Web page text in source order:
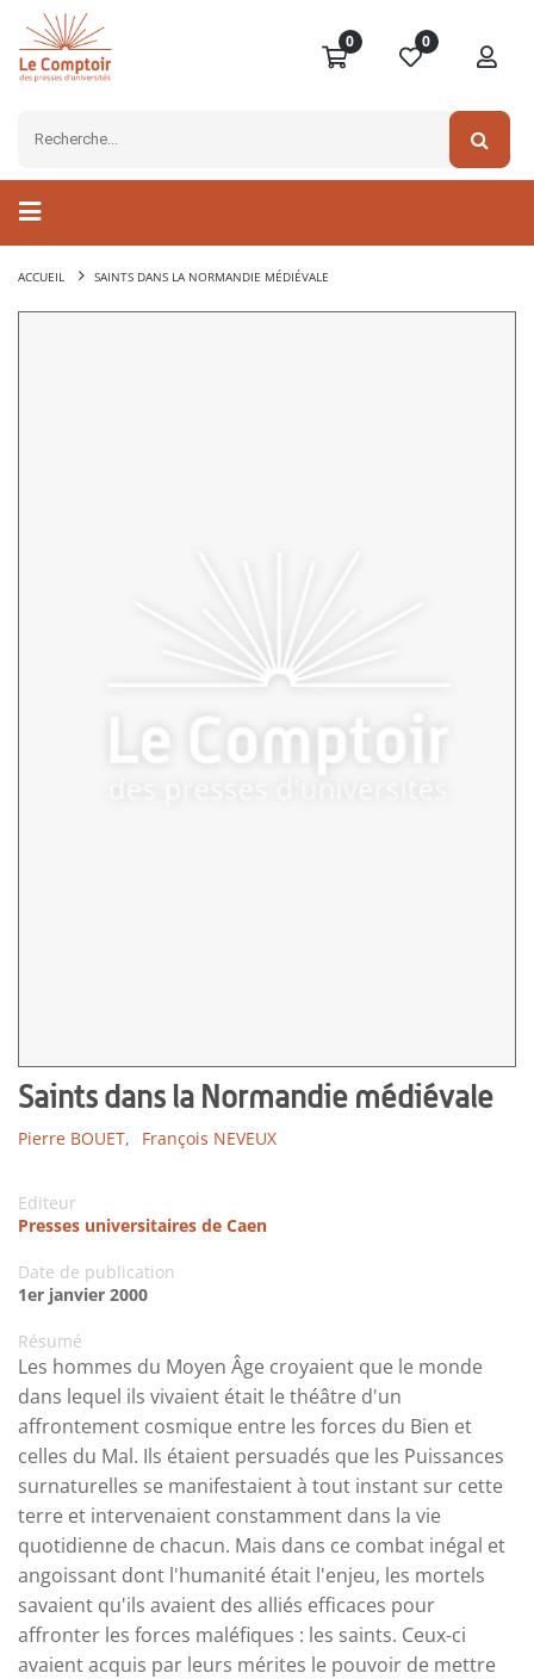
0 0
ACCUEIL SAINTS DANS LA NORMANDIE MÉDIÉVALE
Saints dans la Normandie médiévale
Pierre BOUET, François NEVEUX
Editeur
Presses universitaires de Caen
Date de publication
1er janvier 2000
Résumé
Les hommes du Moyen Âge croyaient que le monde
dans lequel ils vivaient était le théâtre d'un
affrontement cosmique entre les forces du Bien et
celles du Mal. Ils étaient persuadés que les Puissances
surnaturelles se manifestaient à tout instant sur cette
terre et intervenaient constamment dans la vie
quotidienne de chacun. Mais dans ce combat inégal et
angoissant dont l'humanité était l'enjeu, les mortels
savaient qu'ils avaient des alliés efficaces pour
affronter les forces maléfiques : les saints. Ceux-ci
avaient acquis par leurs mérites le pouvoir de mettre